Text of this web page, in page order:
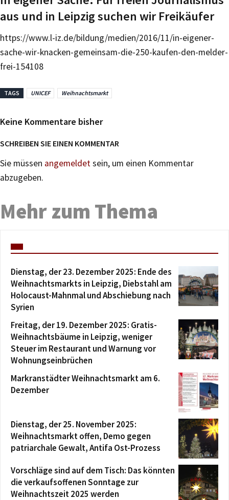
aus und in Leipzig suchen wir Freikäufer
https://www.l-iz.de/bildung/medien/2016/11/in-eigener-
sache-wir-knacken-gemeinsam-die-250-kaufen-den-melder-
frei-154108
TAGS UNICEF Weihnachtsmarkt
Keine Kommentare bisher
SCHREIBEN SIE EINEN KOMMENTAR
Sie müssen angemeldetsein, um einen Kommentar
abzugeben.
Mehr zum Thema
Dienstag, der 23. Dezember 2025: Ende des
Weihnachtsmarkts in Leipzig, Diebstahl am
Holocaust-Mahnmal und Abschiebung nach
Syrien
Freitag, der 19. Dezember 2025: Gratis-
Weihnachtsbäume in Leipzig, weniger
Steuer im Restaurant und Warnung vor
Wohnungseinbrüchen
Markranstädter Weihnachtsmarkt am 6.
Dezember
Dienstag, der 25. November 2025:
Weihnachtsmarkt offen, Demo gegen
patriarchale Gewalt, Antifa Ost-Prozess
Vorschläge sind auf dem Tisch: Das könnten
die verkaufsoffenen Sonntage zur
Weihnachtszeit 2025 werden